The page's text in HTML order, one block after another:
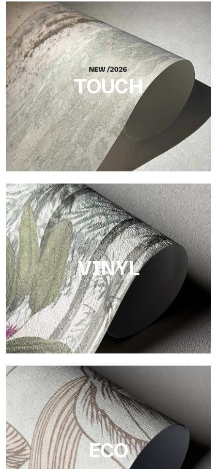
Craft
Oberfläche, inspiriert von natürlichen Fasern, mit einer
essentiellen Struktur, die der Fläche Balance, Tiefe und eine
elegante Materialität verleiht.
TOUCH
Touch
Oberfläche mit faseriger und unregelmäßiger Struktur und
einer weichen Textur, die Wärme und Authentizität vermittelt.
VINYL
Vinyl
Die Vinyloberflächen der Tapeten von Tecnografica bieten
widerstandsfähige, strukturierte und optisch anspruchsvolle
Flächen.
ECO